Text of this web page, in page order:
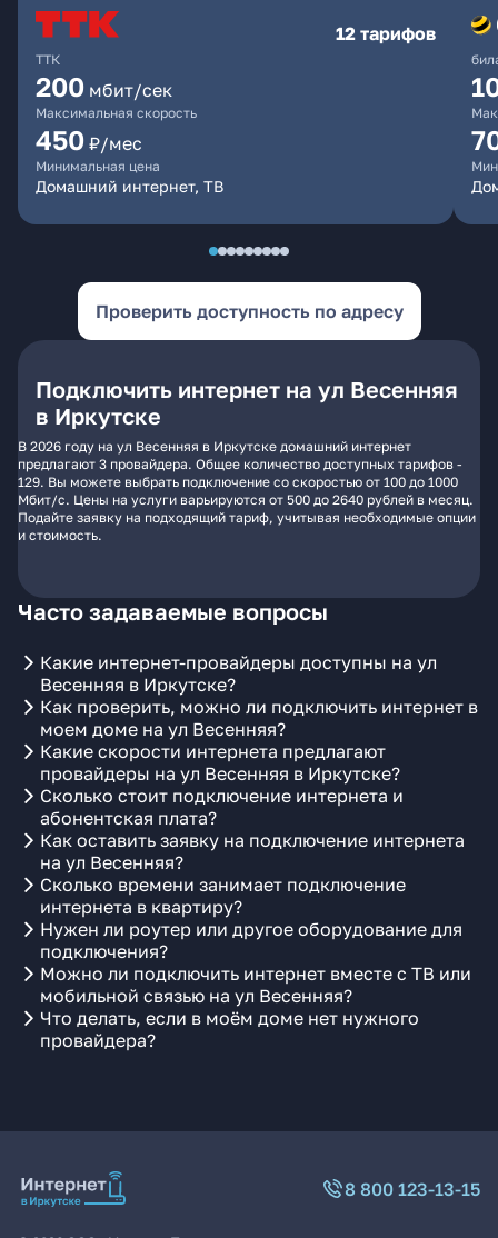
ТТК
12 тарифов
200 мбит/сек
Максимальная скорость
450 ₽/мес
Минимальная цена
Домашний интернет, ТВ
Проверить доступность по адресу
Подключить интернет на ул Весенняя
в Иркутске
В 2026 году на ул Весенняя в Иркутске домашний интернет
предлагают 3 провайдера. Общее количество доступных тарифов -
129. Вы можете выбрать подключение со скоростью от 100 до 1000
Мбит/с. Цены на услуги варьируются от 500 до 2640 рублей в месяц.
Подайте заявку на подходящий тариф, учитывая необходимые опции
и стоимость.
Часто задаваемые вопросы
Какие интернет-провайдеры доступны на ул
Весенняя в Иркутске?
Как проверить, можно ли подключить интернет в
моем доме на ул Весенняя?
Какие скорости интернета предлагают
провайдеры на ул Весенняя в Иркутске?
Сколько стоит подключение интернета и
абонентская плата?
Как оставить заявку на подключение интернета
на ул Весенняя?
Сколько времени занимает подключение
интернета в квартиру?
Нужен ли роутер или другое оборудование для
подключения?
Можно ли подключить интернет вместе с ТВ или
мобильной связью на ул Весенняя?
Что делать, если в моём доме нет нужного
провайдера?
8 800 123-13-15